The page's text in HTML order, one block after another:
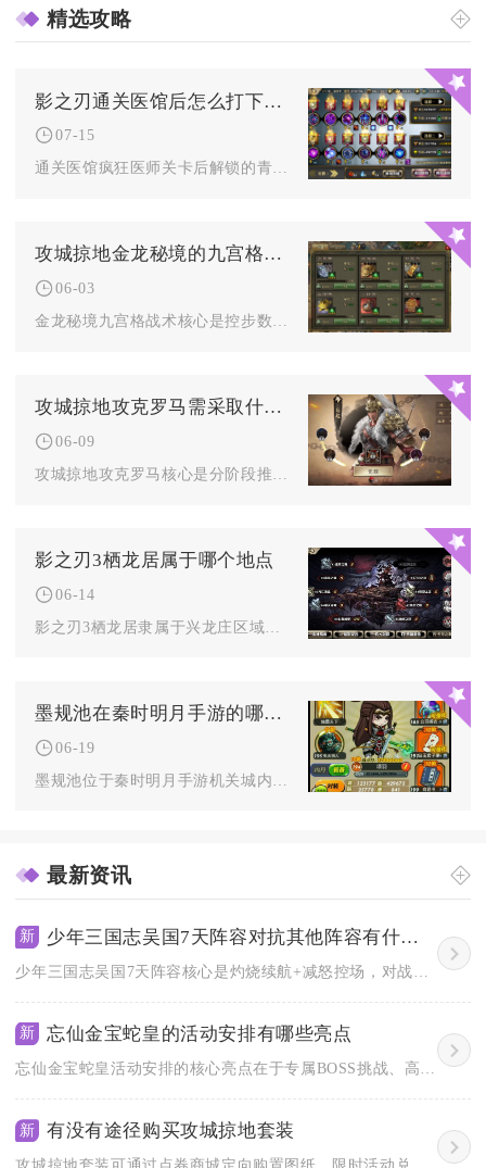
精选攻略
影之刃通关医馆后怎么打下一关的敌人
07-15
通关医馆疯狂医师关卡后解锁的青石甬道，通关核心是优先摧毁全场...
攻城掠地金龙秘境的九宫格战术应该如何运用
06-03
金龙秘境九宫格战术核心是控步数、走最优路径、卡点拿龙鳞、战力...
攻城掠地攻克罗马需采取什么进攻方式
06-09
攻城掠地攻克罗马核心是分阶段推进、多线协同与精准武将战法搭配...
影之刃3栖龙居属于哪个地点
06-14
墨规池在秦时明月手游的哪个位置
06-19
最新资讯
新 少年三国志吴国7天阵容对抗其他阵容有什么建议
新 忘仙金宝蛇皇的活动安排有哪些亮点
新 有没有途径购买攻城掠地套装